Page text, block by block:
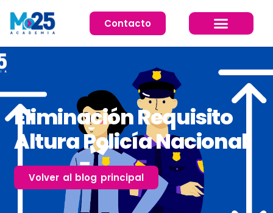
Contacto
Eliminación Requisito
Altura Policía Nacional
Volver al blog principal